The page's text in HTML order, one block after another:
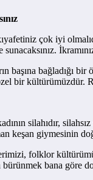
çok iyi
başına bağladığı bir
bir kültürümüzdür.
silahıdır,
keşan giymesinin
folklor
bürünmek bana göre